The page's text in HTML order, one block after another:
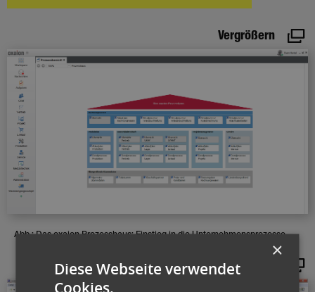
Vergrößern
Abb.: Das oxaion Prozesshaus: Einstieg in die Unternehmensprozesse
Vergrößern
×
Diese Webseite verwendet
Cookies.